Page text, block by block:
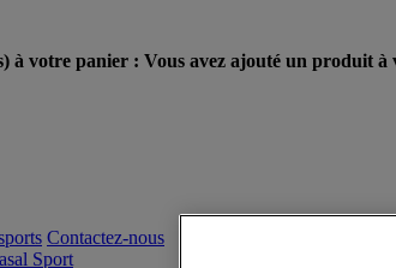
à votre panier : Vous avez ajouté un produit à
Contactez-nous